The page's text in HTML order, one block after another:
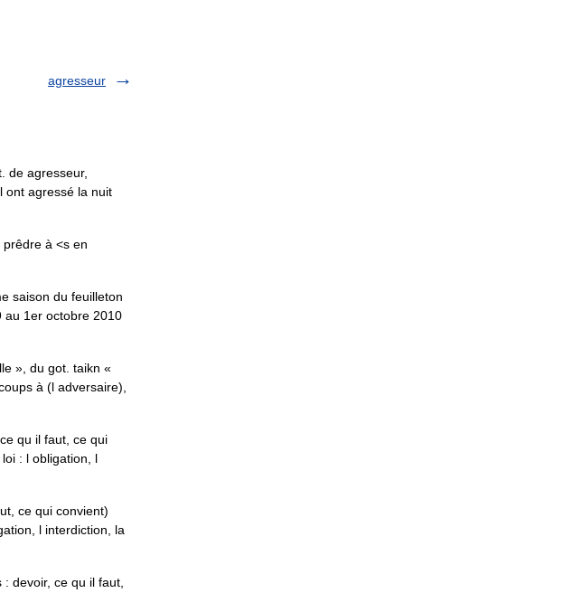
agresseur
de agresseur,
ont agressé la nuit
à <s en
saison du feuilleton
au 1er octobre 2010
», du got. taikn «
à (l adversaire),
qu il faut, ce qui
: l obligation, l
ce qui convient)
l interdiction, la
devoir, ce qu il faut,